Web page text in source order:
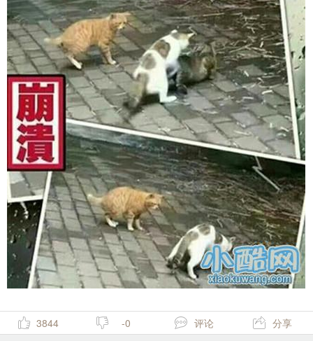
3844 -0 评论 分享